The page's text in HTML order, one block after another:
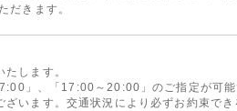
だきます。
します。
」、「17:00～20:00」のご指定が可能
ざいます。交通状況により必ずお約束でき